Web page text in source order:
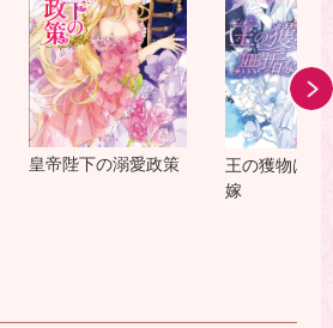
皇帝陛下の溺愛政策
王の獲物は無
嫁